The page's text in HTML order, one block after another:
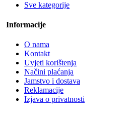
Sve kategorije
Informacije
O nama
Kontakt
Uvjeti korištenja
Načini plaćanja
Jamstvo i dostava
Reklamacije
Izjava o privatnosti